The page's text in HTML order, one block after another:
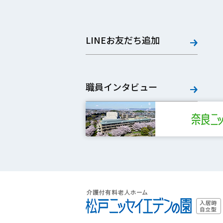
LINEお友だち追加
職員インタビュー